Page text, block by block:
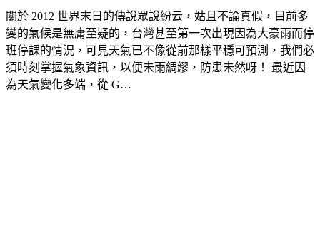
關於 2012 世界末日的傳說眾說紛云，姑且不論真假，目前多
變的氣候是無庸至疑的，台灣甚至第一次出現因為大豪雨而停
班停課的情況，可見天氣已不像從前那樣平穩可預測，我們必
須時刻掌握氣象資訊，以便未雨綢繆，防患未然呀！ 最近因
為天氣變化多端，從 G…